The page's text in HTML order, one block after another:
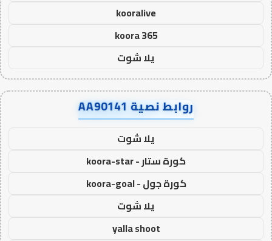
kooralive
koora 365
يلا شوت
روابط نصية AA90141
يلا شوت
كورة ستار - koora-star
كورة جول - koora-goal
يلا شوت
yalla shoot